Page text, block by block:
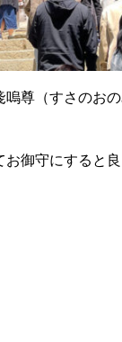
尊（すさのお
御守にすると